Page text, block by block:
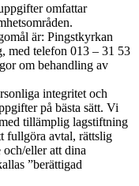
omfattar
är: Pingstkyrkan
med telefon 013 – 31 53
om behandling av
integritet och
på bästa sätt. Vi
tillämplig lagstiftning
fullgöra avtal, rättslig
eller att dina
”berättigad